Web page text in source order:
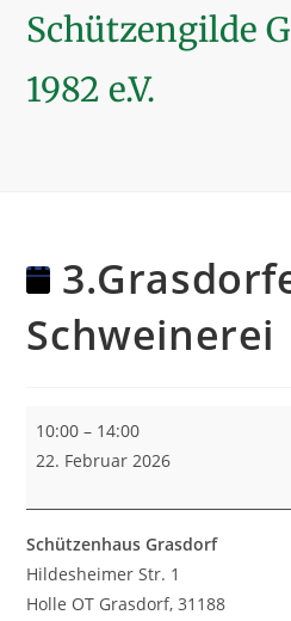
springen
Schützengilde
1982 e.V.
Schweinerei
3.Grasdorfer
Schweinerei
10:00 – 14:00
22. Februar 2026
Schützenhaus Grasdorf
Hildesheimer Str. 1
Holle OT Grasdorf,31188